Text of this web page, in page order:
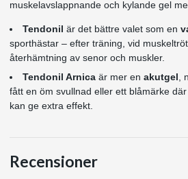
muskelavslappnande och kylande gel
Tendonil är det bättre valet som en
sporthästar – efter träning, vid
återhämtning av senor och muskler.
Tendonil Arnica är mer en akutgel ,
fått en öm svullnad eller ett blåmärke
kan ge extra effekt.
Recensioner